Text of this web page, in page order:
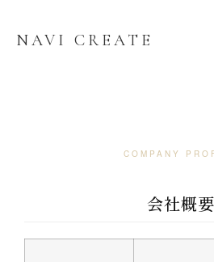
NAVI CREATE
COMPANY
会社概要